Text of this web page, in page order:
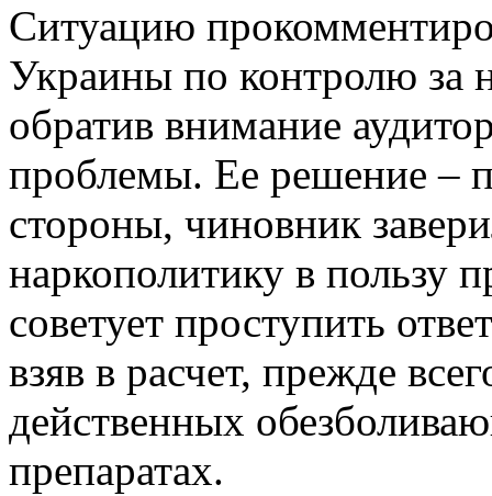
Ситуацию
Украины по контролю за
обратив внимание
проблемы. Ее решение –
стороны, чиновник
наркополитику в пользу
советует проступить
взяв в расчет, прежде
действенных
препаратах.